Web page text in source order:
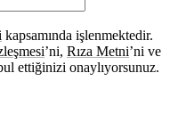
kapsamında işlenmektedir.
’ni, Rıza Metni’ni ve
ettiğinizi onaylıyorsunuz.